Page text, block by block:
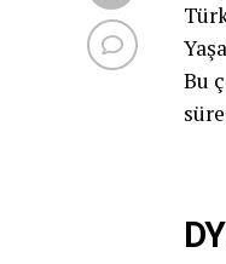
Bu